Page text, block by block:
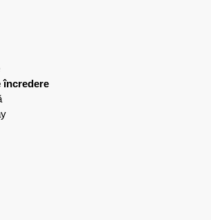
încredere